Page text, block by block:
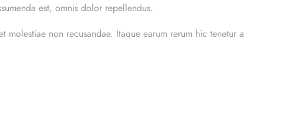
est, omnis dolor repellendus.
molestiae non recusandae. Itaque earum rerum hic tenetur a